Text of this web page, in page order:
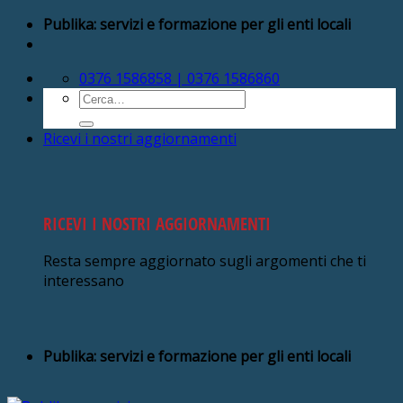
Salta Publika: servizi e formazione per gli enti locali
0376 1586858 | 0376 1586860
Cerca:
Ricevi i nostri aggiornamenti
RICEVI I NOSTRI AGGIORNAMENTI
Resta sempre aggiornato sugli argomenti che ti
interessano
Publika: servizi e formazione per gli enti locali